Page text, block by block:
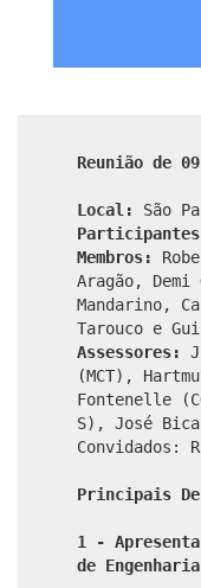
Reunião de
Local:
São
Participantes
Membros:
Aragão, Demi
Mandarino,
Tarouco e
Assessores:
(MCT),
Fontenelle
S), José
Convidados:
Principais
1 -
de